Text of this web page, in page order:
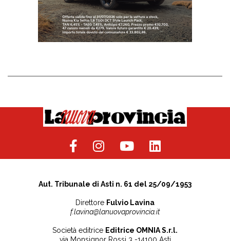
Aut. Tribunale di Asti n. 61 del 25/09/1953
Direttore Fulvio Lavina
f.lavina@lanuovaprovincia.it
Società editrice Editrice OMNIA S.r.l.